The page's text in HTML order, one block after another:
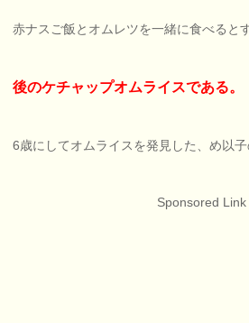
赤ナスご飯とオムレツを一緒に食べると
後のケチャップオムライスである。
6歳にしてオムライスを発見した、め以
Sponsored Link